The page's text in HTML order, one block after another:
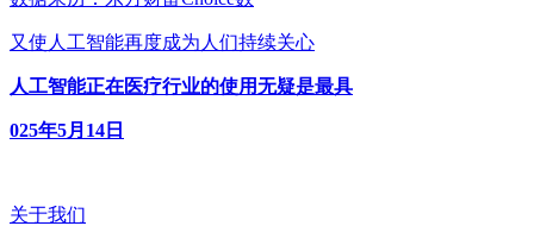
又使人工智能再度成为人们持续关心
人工智能正在医疗行业的使用无疑是最具
025年5月14日
关于我们